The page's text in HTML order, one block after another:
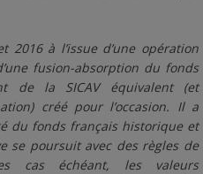
à l’issue d’une opération
fusion-absorption du fonds
de la SICAV équivalent (et
créé pour l’occasion. Il a
du fonds français historique et
se poursuit avec des règles de
cas échéant, les valeurs